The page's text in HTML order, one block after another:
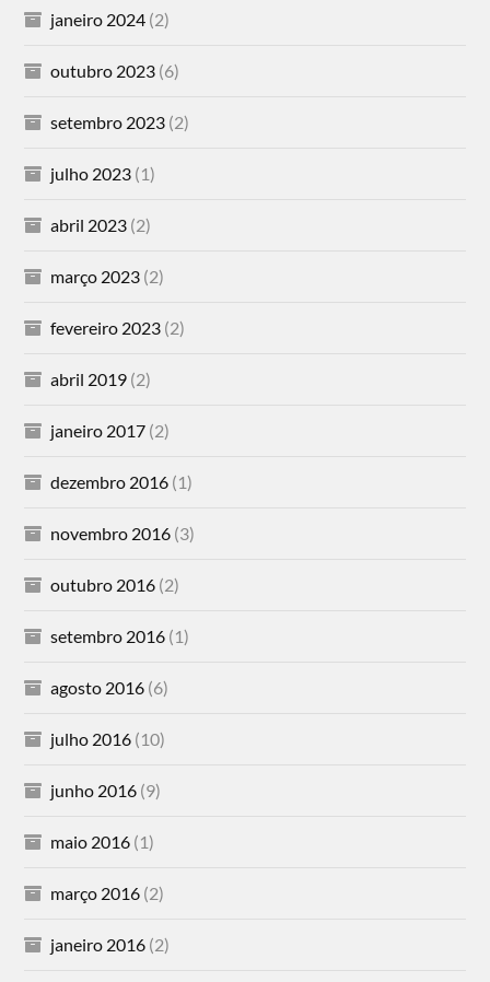
janeiro 2024 (2)
outubro 2023 (6)
setembro 2023 (2)
julho 2023 (1)
abril 2023 (2)
março 2023 (2)
fevereiro 2023 (2)
abril 2019 (2)
janeiro 2017 (2)
dezembro 2016 (1)
novembro 2016 (3)
outubro 2016 (2)
setembro 2016 (1)
agosto 2016 (6)
julho 2016 (10)
junho 2016 (9)
maio 2016 (1)
março 2016 (2)
janeiro 2016 (2)